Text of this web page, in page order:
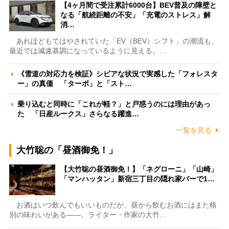
【4ヶ月間で受注累計6000台】BEV普及の障壁と
なる「航続距離の不安」「充電のストレス」解
消…
あれほどもてはやされていた「EV（BEV）シフト」の潮流も、
最近では減速基調になっているように見える。…
《雪道の対応力を検証》シビアな状況で実感した「フォレスタ
ー」の真価 「ターボ」と「スト…
乗り込むと同時に「これが軽？」と戸惑うのには理由があっ
た 「日産ルークス」さらなる躍進…
一覧を見る
大竹聡の「昼酒御免！」
【大竹聡の昼酒御免！】「ネグローニ」「山崎」
「マンハッタン」新宿三丁目の隠れ家バーで1…
お酒はいつ飲んでもいいものだが、昼から飲むお酒にはまた格
別の味わいがある――。ライター・作家の大竹…